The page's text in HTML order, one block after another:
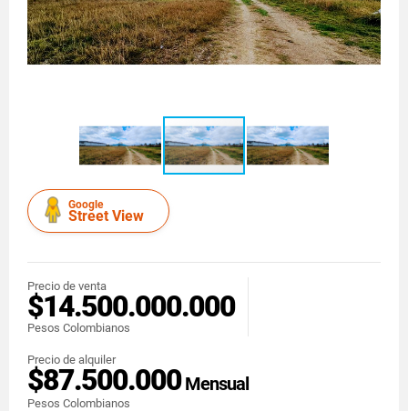
Google
Street View
Precio de venta
$14.500.000.000
Pesos Colombianos
Precio de alquiler
$87.500.000Mensual
Pesos Colombianos